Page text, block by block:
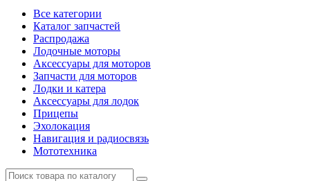
Все категории
Каталог запчастей
Распродажа
Лодочные моторы
Аксессуары для моторов
Запчасти для моторов
Лодки и катера
Аксессуары для лодок
Прицепы
Эхолокация
Навигация и радиосвязь
Мототехника